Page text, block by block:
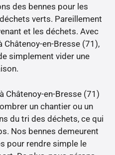
des bennes pour les
verts. Pareillement
et les déchets. Avec
Châtenoy-en-Bresse (71),
simplement vider une
Châtenoy-en-Bresse (71)
un chantier ou un
du tri des déchets, ce qui
Nos bennes demeurent
pour rendre simple le